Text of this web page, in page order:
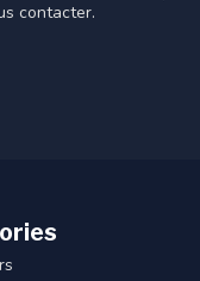
contacter.